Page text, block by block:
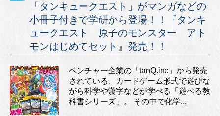
「タンキュークエスト」がマンガなどの
小冊子付きで学研から登場！！『タンキ
ュークエスト 原子のモンスター アト
モンはじめてセット』発売！！
ベンチャー企業の「tanQ.inc」から発売
されている、カードゲーム形式で遊びな
がら科学や漢字などが学べる「遊べる教
科書シリーズ」。 その中で化学...